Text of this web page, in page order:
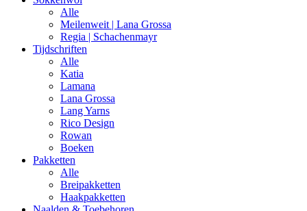
Alle
Meilenweit | Lana Grossa
Regia | Schachenmayr
Tijdschriften
Alle
Katia
Lamana
Lana Grossa
Lang Yarns
Rico Design
Rowan
Boeken
Pakketten
Alle
Breipakketten
Haakpakketten